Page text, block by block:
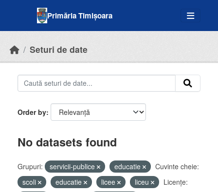
Primăria Timișoara
Seturi de date
Order by
No datasets found
Grupuri: servicii-publice educatie
Cuvinte cheie:
scoli
educatie licee liceu
Licenţe: